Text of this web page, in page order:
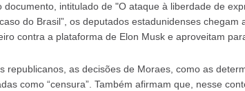
documento, intitulado de "O ataque à liberdade de
do Brasil”, os deputados estadunidenses
contra a plataforma de Elon Musk e aproveitam
republicanos, as decisões de Moraes, como as
como “censura”. Também afirmam que, nesse